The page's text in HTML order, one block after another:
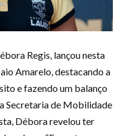
Regis, lançou nesta
Amarelo, destacando a
e fazendo um balanço
Secretaria de Mobilidade
Débora revelou ter